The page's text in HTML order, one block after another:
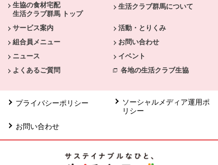
生協の食材宅配
生活クラブ群馬 トップ
生活クラブ群馬について
サービス案内
活動・とりくみ
組合員メニュー
お問い合わせ
ニュース
イベント
よくあるご質問
各地の生活クラブ生協
プライバシーポリシー
ソーシャルメディア運用ポ
リシー
お問い合わせ